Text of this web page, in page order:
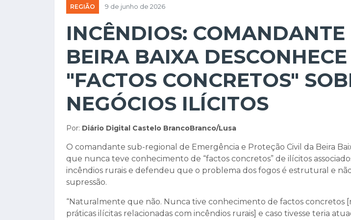
REGIÃO 9 de junho de 2026
INCÊNDIOS:
BEIRA BAIXA DESCONHECE
"FACTOS CONCRETOS"
NEGÓCIOS ILÍCITOS
Por: Diário Digital Castelo BrancoBranco/Lusa
O comandante sub-regional de Emergência e Proteção Civil da Beira
que nunca teve conhecimento de “factos concretos” de ilícitos
incêndios rurais e defendeu que o problema dos fogos é estrutural e
supressão.
“Naturalmente que não. Nunca tive conhecimento de factos concretos
práticas ilícitas relacionadas com incêndios rurais] e caso tivesse teria